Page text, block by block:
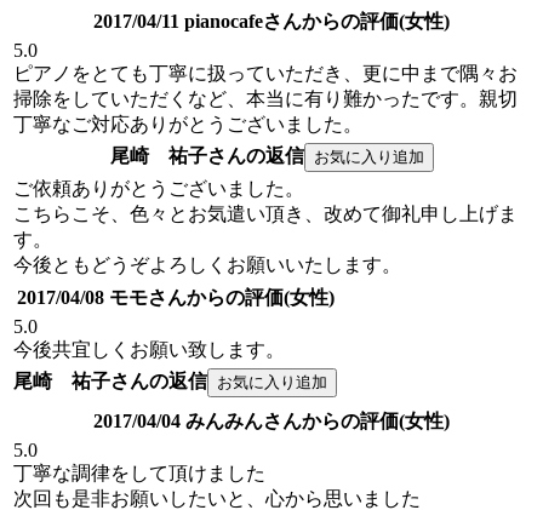
2017/04/11 pianocafeさんからの評価(女性)
5.0
ピアノをとても丁寧に扱っていただき、更に中まで隅々お
掃除をしていただくなど、本当に有り難かったです。親切
丁寧なご対応ありがとうございました。
尾崎 祐子さんの返信
ご依頼ありがとうございました。
こちらこそ、色々とお気遣い頂き、改めて御礼申し上げま
す。
今後ともどうぞよろしくお願いいたします。
2017/04/08 モモさんからの評価(女性)
5.0
今後共宜しくお願い致します。
尾崎 祐子さんの返信
2017/04/04 みんみんさんからの評価(女性)
5.0
丁寧な調律をして頂けました
次回も是非お願いしたいと、心から思いました